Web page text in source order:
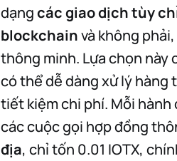
dạngcác giao dịch tùy
blockchainvà không
thông minh. Lựa chọn này
có thể dễ dàng xử lý hàng
tiết kiệm chi phí. Mỗi
các cuộc gọi hợp đồng
địa, chỉ tốn 0.01 IOTX,